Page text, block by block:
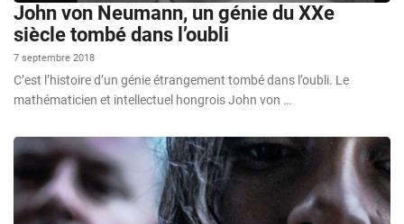
John von Neumann, un génie du XXe
siècle tombé dans l’oubli
7 septembre 2018
C’est l’histoire d’un génie étrangement tombé dans l’oubli. Le
mathématicien et intellectuel hongrois John von …